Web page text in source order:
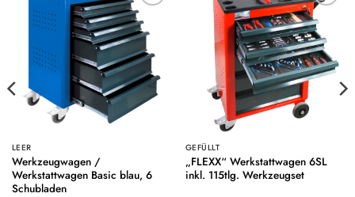
Auf die
Wunschliste
LEER
Werkzeugwagen /
Werkstattwagen Basic blau, 6
Schubladen
Auf die
Wunschliste
GEFÜLLT
„FLEXX“ Werkstattwagen 6SL
inkl. 115tlg. Werkzeugset